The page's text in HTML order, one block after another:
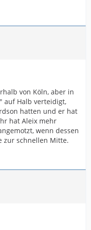
von Köln, aber in
auf Halb verteidigt,
hatten und er hat
hat Aleix mehr
wenn dessen
zur schnellen Mitte.